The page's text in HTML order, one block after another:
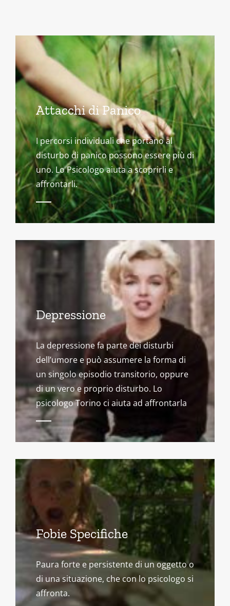
Attacchi di Panico
I percorsi individuali che portano al
disturbo di panico possono essere più di
uno. Lo Psicologo aiuta a scoprirli e
affrontarli.
Depressione
La depressione fa parte dei disturbi
dell’umore e può assumere la forma di
un singolo episodio transitorio, oppure
di un vero e proprio disturbo. Lo
psicologo Torino ci aiuta ad affrontarla
Fobie Specifiche
Paura forte e persistente di un oggetto o
di una situazione, che con lo psicologo si
affronta.